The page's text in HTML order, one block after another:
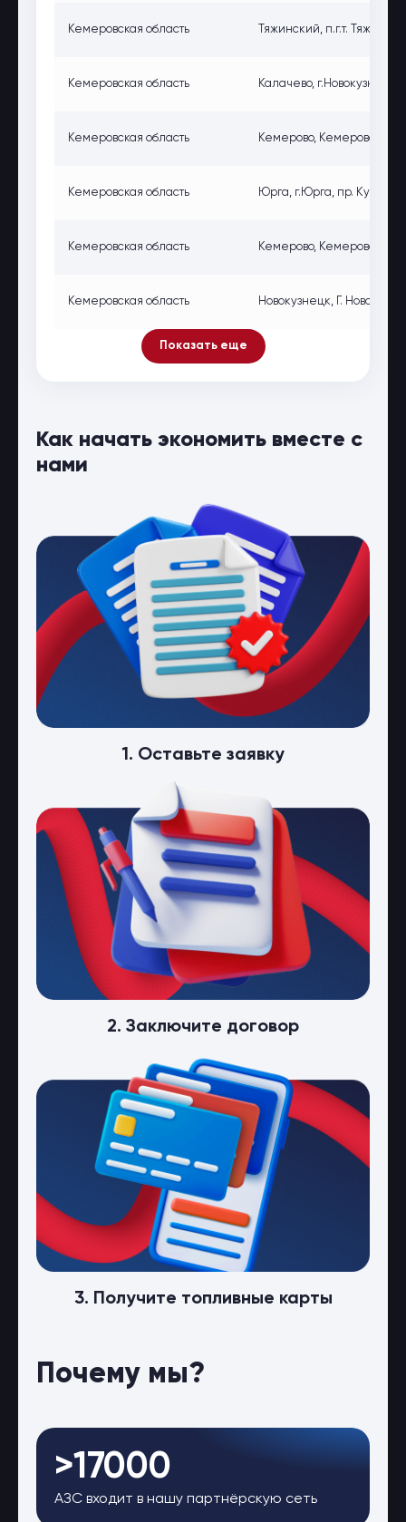
Кемеровская область Тяжинский, п.г.т.
Кемеровская область Калачево,
Кемеровская область Кемерово, Кемерово, ул.
Кемеровская область Юрга, г.Юрга, пр.
Кемеровская область Кемерово, Кемеровская
Кемеровская область Новокузнецк, Г.
Показать еще
Как начать экономить вместе с
нами
1. Оставьте заявку
2. Заключите договор
3. Получите топливные карты
Почему мы?
>17000
АЗС входит в нашу партнёрскую сеть